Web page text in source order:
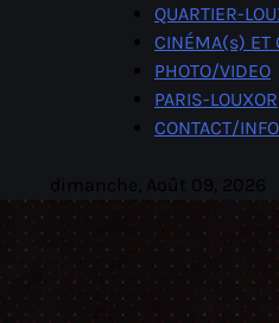
QUARTIER-
CINÉMA(s) ET
PHOTO/VIDEO
PARIS-LOUXOR
CONTACT/INFO
dimanche, Août 09, 2026